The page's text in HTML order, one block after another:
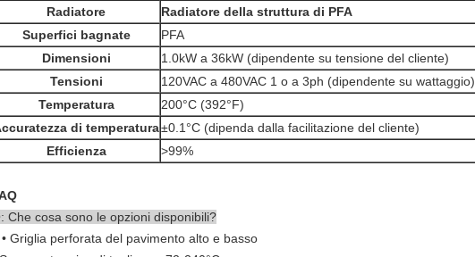
Radiatore
Radiatore della struttura di PFA
Superfici bagnate
PFA
Dimensioni
1.0kW a 36kW (dipendente su tensione del cliente)
Tensioni
120VAC a 480VAC 1 o a 3ph (dipendente su wattaggio)
Temperatura
200°C (392°F)
di temperatura±0.1°C (dipenda dalla facilitazione del cliente)
Efficienza
>99%
Che cosa sono le opzioni disponibili?
Griglia perforata del pavimento alto e basso